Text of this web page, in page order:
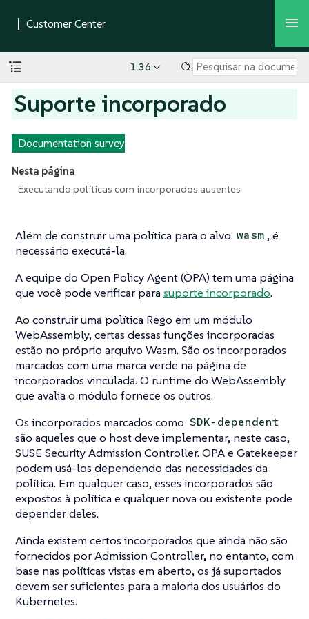
1.36
Suporte incorporado
Documentation survey
Nesta página
Executando políticas com incorporados ausentes
Além de construir uma política para o alvo wasm, é
necessário executá-la.
A equipe do Open Policy Agent (OPA) tem uma página
que você pode verificar para suporte incorporado.
Ao construir uma política Rego em um módulo
WebAssembly, certas dessas funções incorporadas
estão no próprio arquivo Wasm. São os incorporados
marcados com uma marca verde na página de
incorporados vinculada. O runtime do WebAssembly
que avalia o módulo fornece os outros.
Os incorporados marcados como SDK-dependent
são aqueles que o host deve implementar, neste caso,
SUSE Security Admission Controller. OPA e Gatekeeper
podem usá-los dependendo das necessidades da
política. Em qualquer caso, esses incorporados são
expostos à política e qualquer nova ou existente pode
depender deles.
Ainda existem certos incorporados que ainda não são
fornecidos por Admission Controller, no entanto, com
base nas políticas vistas em aberto, os já suportados
devem ser suficientes para a maioria dos usuários do
Kubernetes.